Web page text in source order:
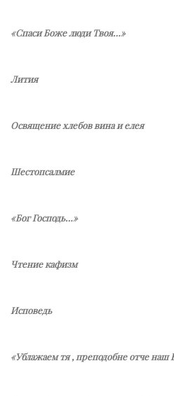
«Спаси Боже люди Твоя…»
Лития
Освящение хлебов вина и елея
Шестопсалмие
«Бог Господь…»
Чтение кафизм
Исповедь
«Ублажаем тя , преподобне отче наш